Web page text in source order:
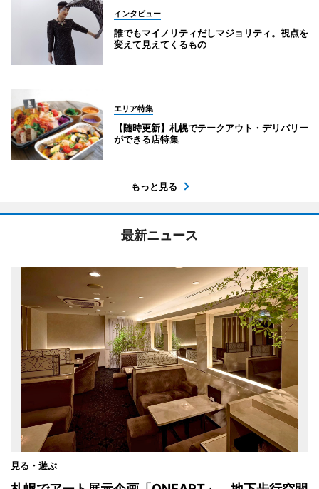
インタビュー
誰でもマイノリティだしマジョリティ。視点を
変えて見えてくるもの
エリア特集
【随時更新】札幌でテークアウト・デリバリー
ができる店特集
もっと見る
最新ニュース
見る・遊ぶ